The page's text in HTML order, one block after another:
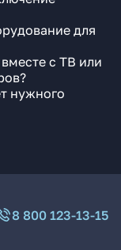
для
с ТВ или
нужного
8 800 123-13-15